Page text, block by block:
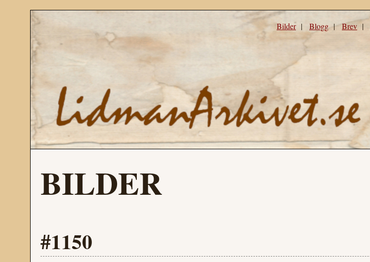
Bilder| Blogg|Brev |
BILDER
#1150